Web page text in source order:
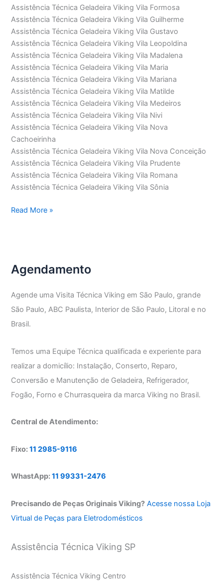
Assistência Técnica Geladeira Viking Vila Formosa
Assistência Técnica Geladeira Viking Vila Guilherme
Assistência Técnica Geladeira Viking Vila Gustavo
Assistência Técnica Geladeira Viking Vila Leopoldina
Assistência Técnica Geladeira Viking Vila Madalena
Assistência Técnica Geladeira Viking Vila Maria
Assistência Técnica Geladeira Viking Vila Mariana
Assistência Técnica Geladeira Viking Vila Matilde
Assistência Técnica Geladeira Viking Vila Medeiros
Assistência Técnica Geladeira Viking Vila Nivi
Assistência Técnica Geladeira Viking Vila Nova
Cachoeirinha
Assistência Técnica Geladeira Viking Vila Nova Conceição
Assistência Técnica Geladeira Viking Vila Prudente
Assistência Técnica Geladeira Viking Vila Romana
Assistência Técnica Geladeira Viking Vila Sônia
Assistência
Read More »
Agendamento
Agende uma Visita Técnica Viking em São Paulo, grande
São Paulo, ABC Paulista, Interior de São Paulo, Litoral e no
Brasil.
Temos uma Equipe Técnica qualificada e experiente para
realizar a domicílio: Instalação, Conserto, Reparo,
Conversão e Manutenção de Geladeira, Refrigerador,
Fogão, Forno e Churrasqueira da marca Viking no Brasil.
Central de Atendimento:
Fixo:11 2985-9116
WhastApp:11 99331-2476
Precisando de Peças Originais Viking? Acesse nossa Loja
Virtual de Peças para Eletrodomésticos
Assistência Técnica Viking SP
Assistência Técnica Viking Centro